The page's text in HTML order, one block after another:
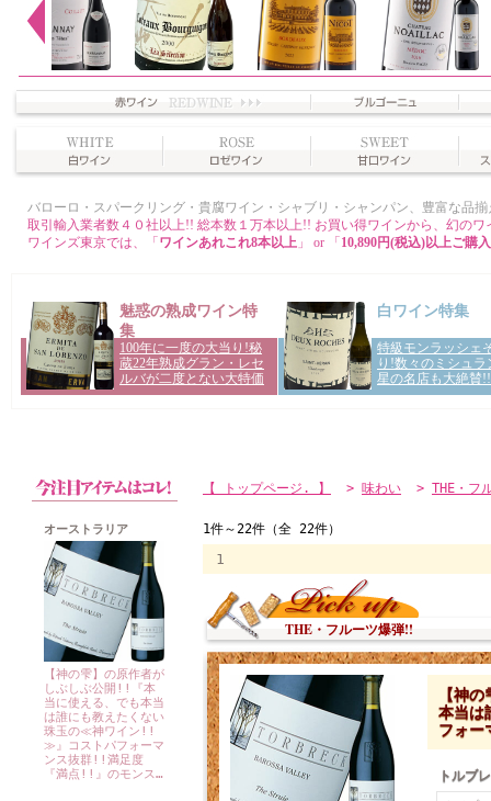
オーストラリア
【神の雫】の原作者が
しぶしぶ公開!!『本
当に使える、でも本当
は誰にも教えたくない
珠玉の≪神ワイン!!
≫』コストパフォーマ
ンス抜群!!満足度
『満点!!』のモンス…
【 トップページ. 】 > 味わい > THE・フ
THE・フルーツ爆弾!!
【神
本当
フォ
トルブ